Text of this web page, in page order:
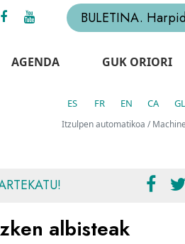
BULETINA.
AGENDA GUK ORIORI
ES FR EN CA GL
Itzulpen automatikoa /
albisteak